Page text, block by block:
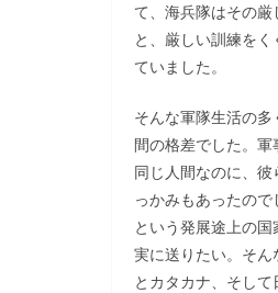
て、海兵隊はその
と、厳しい訓練を
ていました。
そんな軍隊生活の
間の格差でした。
同じ人間なのに、
っかみもあったの
という発展途上の
実に送りたい。そ
とカタカナ、そして